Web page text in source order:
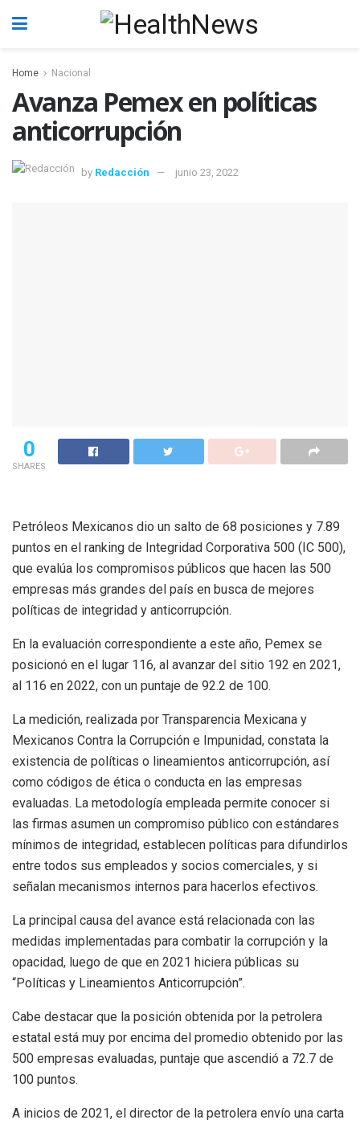
Home Nacional
Avanza Pemex en políticas
anticorrupción
by Redacción junio 23, 2022
0
SHARES
Petróleos Mexicanos dio un salto de 68 posiciones y 7.89
puntos en el ranking de Integridad Corporativa 500 (IC 500),
que evalúa los compromisos públicos que hacen las 500
empresas más grandes del país en busca de mejores
políticas de integridad y anticorrupción.
En la evaluación correspondiente a este año, Pemex se
posicionó en el lugar 116, al avanzar del sitio 192 en 2021,
al 116 en 2022, con un puntaje de 92.2 de 100.
La medición, realizada por Transparencia Mexicana y
Mexicanos Contra la Corrupción e Impunidad, constata la
existencia de políticas o lineamientos anticorrupción, así
como códigos de ética o conducta en las empresas
evaluadas. La metodología empleada permite conocer si
las firmas asumen un compromiso público con estándares
mínimos de integridad, establecen políticas para difundirlos
entre todos sus empleados y socios comerciales, y si
señalan mecanismos internos para hacerlos efectivos.
La principal causa del avance está relacionada con las
medidas implementadas para combatir la corrupción y la
opacidad, luego de que en 2021 hiciera públicas su
“Políticas y Lineamientos Anticorrupción”.
Cabe destacar que la posición obtenida por la petrolera
estatal está muy por encima del promedio obtenido por las
500 empresas evaluadas, puntaje que ascendió a 72.7 de
100 puntos.
A inicios de 2021, el director de la petrolera envío una carta